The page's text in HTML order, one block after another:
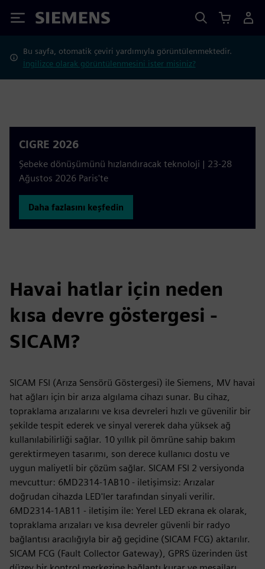
Siemens
Bu sayfa, otomatik çeviri yardımıyla görüntülenmektedir.
İngilizce olarak görüntülenmesini ister misiniz?
CIGRE 2026
Şebeke dönüşümünü hızlandıracak teknoloji | 23-28
Ağustos 2026 Paris'te
Daha fazlasını keşfedin
Havai hatlar için neden
kısa devre göstergesi -
SICAM?
SICAM FSI (Arıza Sensörü Göstergesi) ile Siemens, MV havai
hat ağları için bir arıza algılama cihazı sunar. Bu cihaz,
topraklama arızalarını ve kısa devreleri hızlı ve güvenilir bir
şekilde tespit ederek ve sinyal vererek daha yüksek ağ
kullanılabilirliği sağlar. 10 yıllık pil ömrüne sahip bakım
gerektirmeyen tasarımı, son derece kullanıcı dostu ve
uygun maliyetli bir çözüm sağlar. SICAM FSI 2 versiyonda
mevcuttur: 6MD2314-1AB10 - iletişimsiz: Arızalar
doğrudan cihazda LED'ler tarafından sinyali verilir.
6MD2314-1AB11 - iletişim ile: Yerel LED ekrana ek olarak,
topraklama arızaları ve kısa devreler güvenli bir radyo
bağlantısı aracılığıyla bir ağ geçidine (SICAM FCG) aktarılır.
SICAM FCG (Fault Collector Gateway), GPRS üzerinden üst